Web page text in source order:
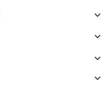



